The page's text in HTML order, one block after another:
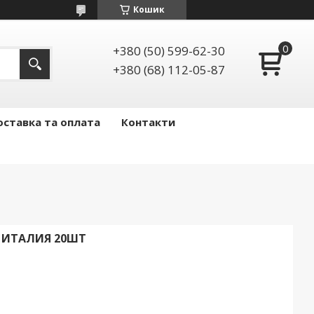
Кошик
+380 (50) 599-62-30
+380 (68) 112-05-87
та оплата
Контакти
ИТАЛИЯ 20ШТ